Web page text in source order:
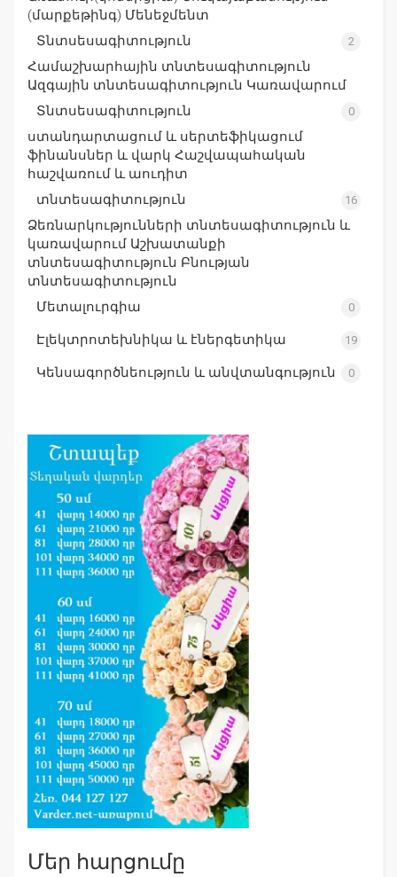
(մարքեթինգ) Մենեջմենտ
Տնտսեսագիտություն
2
Համաշխարհային տնտեսագիտություն
Ազգային տնտեսագիտություն Կառավարում
Տնտսեսագիտություն
0
ստանդարտացում և սերտեֆիկացում
ֆինանսներ և վարկ Հաշվապահական
հաշվառում և աուդիտ
տնտեսագիտություն
16
Ձեռնարկությունների տնտեսագիտություն և
կառավարում Աշխատանքի
տնտեսագիտություն Բնության
տնտեսագիտություն
Մետալուրգիա
0
Էլեկտրոտեխնիկա և էներգետիկա 19
Կենսագործնեություն և անվտանգություն 0
Մեր հարցումը